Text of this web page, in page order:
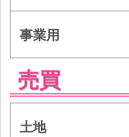
事業用
売買
土地